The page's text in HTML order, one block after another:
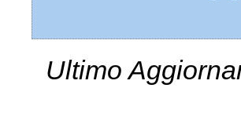
Ultimo